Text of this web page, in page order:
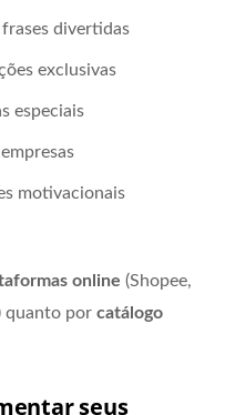
divertidas
exclusivas
especiais
motivacionais
online (Shopee,
quanto por catálogo
seus